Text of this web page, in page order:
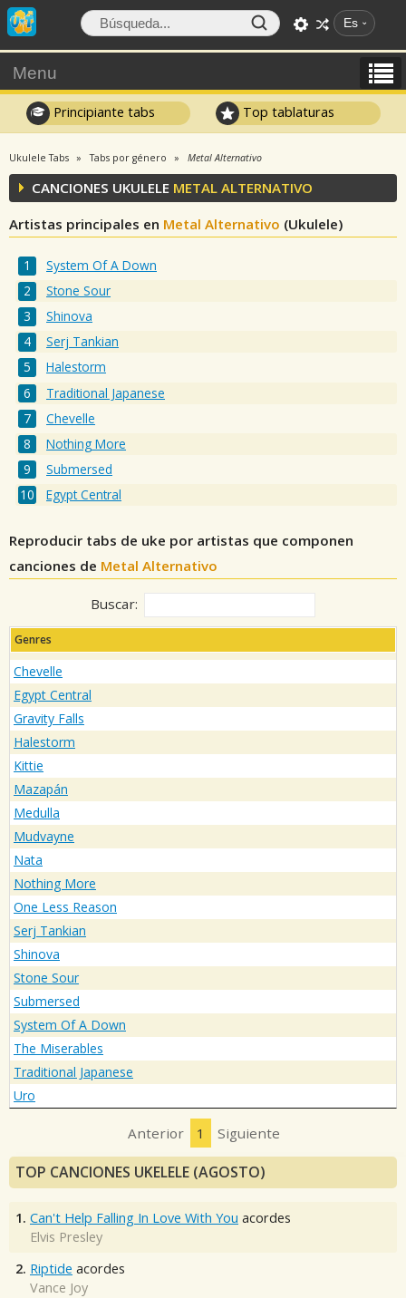
Es
Menu
Principiante tabs Top tablaturas
Ukulele Tabs Tabs por género Metal Alternativo
CANCIONES UKULELE METAL ALTERNATIVO
Artistas principales en Metal Alternativo (Ukulele)
System Of A Down
Stone Sour
Shinova
Serj Tankian
Halestorm
Traditional Japanese
Chevelle
Nothing More
Submersed
Egypt Central
Reproducir tabs de uke por artistas que componen
canciones de Metal Alternativo
Buscar:
Genres
Chevelle
Egypt Central
Gravity Falls
Halestorm
Kittie
Mazapán
Medulla
Mudvayne
Nata
Nothing More
One Less Reason
Serj Tankian
Shinova
Stone Sour
Submersed
System Of A Down
The Miserables
Traditional Japanese
Uro
Anterior 1 Siguiente
TOP CANCIONES UKELELE (AGOSTO)
1. Can't Help Falling In Love With You acordes
Elvis Presley
2. Riptide acordes
Vance Joy